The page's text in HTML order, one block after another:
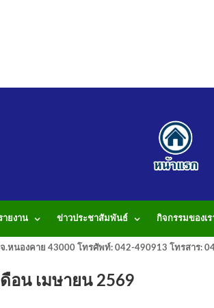
ายงาน ข่าวประชาสัมพันธ์ กิจกรรมของเร
.หนองคาย 43000 โทรศัพท์: 042-490913 โทรสาร:
ดือน เมษายน 2569